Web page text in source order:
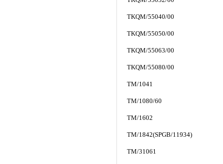
TKQM/55040/00
TKQM/55050/00
TKQM/55063/00
TKQM/55080/00
TM/1041
TM/1080/60
TM/1602
TM/1842(SPGB/11934)
TM/31061